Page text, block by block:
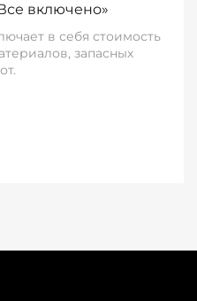
включено»
в себя стоимость
запасных